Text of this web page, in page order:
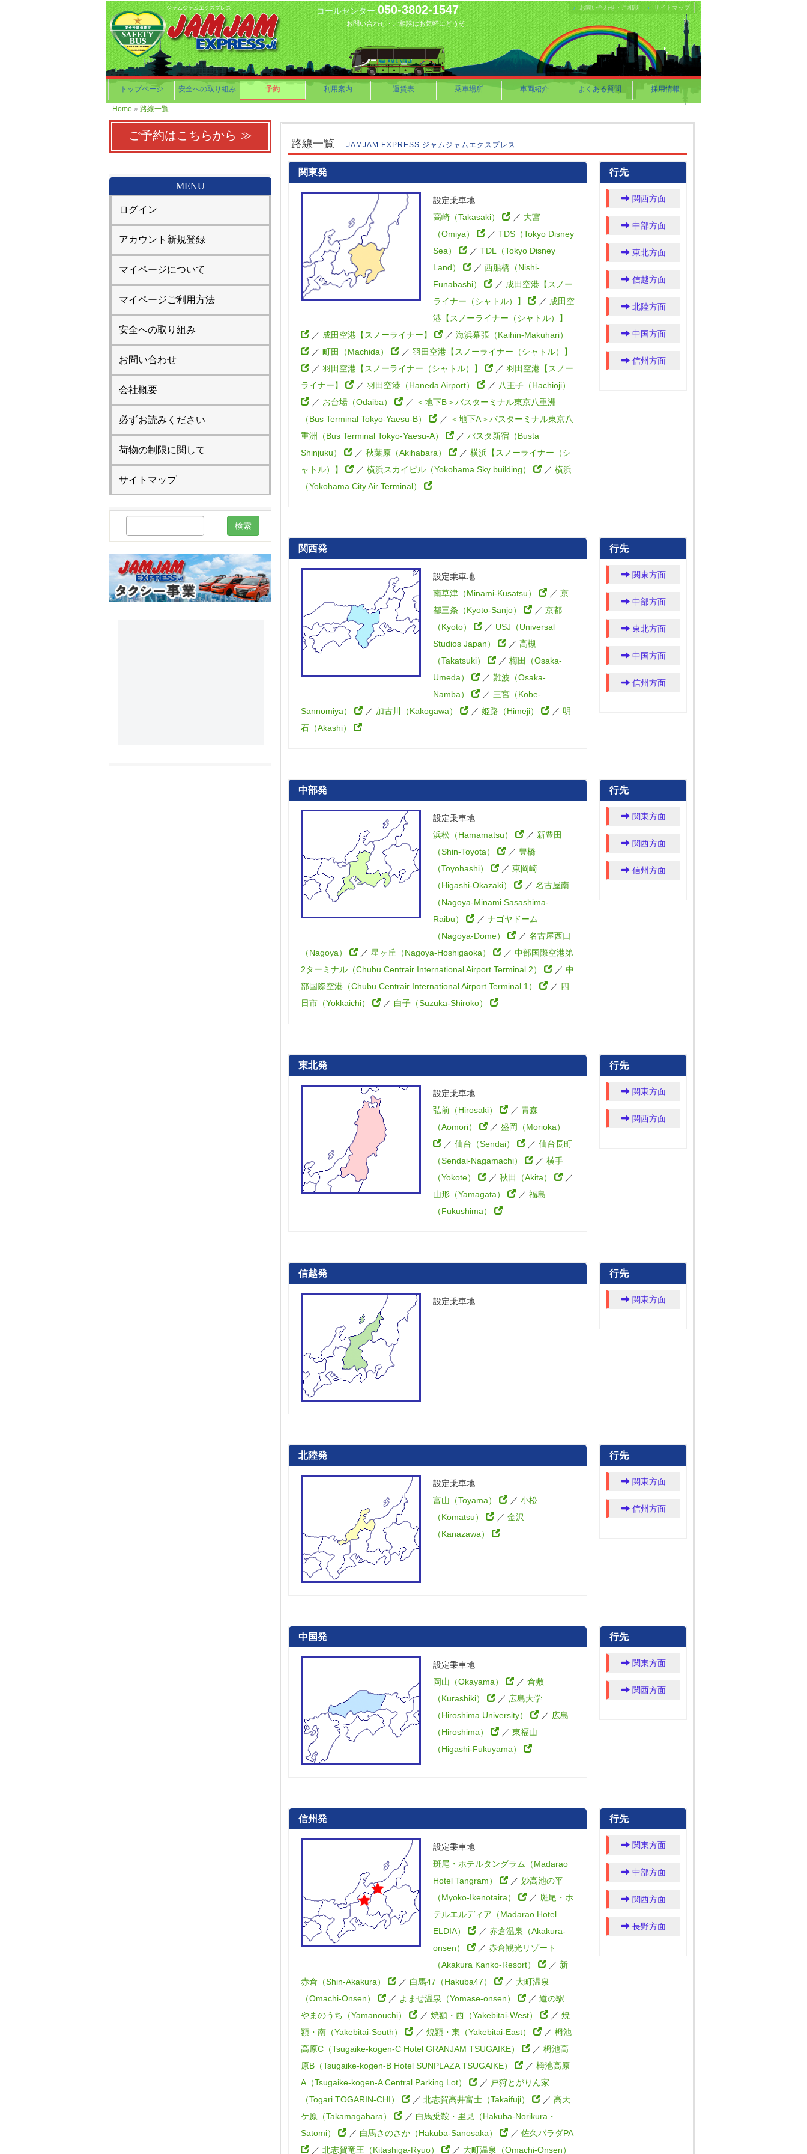
ジャムジャムエクスプレス コールセンター.050-3802-1547
お問い合わせ・ご相談はお気軽にどうぞ
お問い合わせ・ご相談 サイトマップ
トップページ 安全への取り組み 予約 利用案内 運賃表 乗車場所 車両紹介 よくある質問 採用情報
Home » 路線一覧
路線一覧 JAMJAM EXPRESS ジャムジャムエクスプレス
関東発
設定乗車地
高崎（Takasaki）
／ 大宮
（Omiya）
／ TDS（Tokyo Disney
Sea）
／ TDL（Tokyo Disney
Land）
／ 西船橋（Nishi-
Funabashi）
／ 成田空港【スノー
ライナー（シャトル）】
／ 成田空
港【スノーライナー（シャトル）】
／ 成田空港【スノーライナー】 ／ 海浜幕張（Kaihin-Makuhari）
／ 町田（Machida） ／ 羽田空港【スノーライナー（シャトル）】
／ 羽田空港【スノーライナー（シャトル）】 ／ 羽田空港【スノー
ライナー】
／ 羽田空港（Haneda Airport） ／ 八王子（Hachioji）
／ お台場（Odaiba） ／ ＜地下B＞バスターミナル東京八重洲
（Bus Terminal Tokyo-Yaesu-B）
／ ＜地下A＞バスターミナル東京八
重洲（Bus Terminal Tokyo-Yaesu-A）
／ バスタ新宿（Busta
Shinjuku）
／ 秋葉原（Akihabara） ／ 横浜【スノーライナー（シ
ャトル）】
／ 横浜スカイビル（Yokohama Sky building） ／ 横浜
（Yokohama City Air Terminal）
行先
関西方面
中部方面
東北方面
信越方面
北陸方面
中国方面
信州方面
関西発
設定乗車地
南草津（Minami-Kusatsu）
／ 京
都三条（Kyoto-Sanjo）
／ 京都
（Kyoto）
／ USJ（Universal
Studios Japan）
／ 高槻
（Takatsuki）
／ 梅田（Osaka-
Umeda）
／ 難波（Osaka-
Namba）
／ 三宮（Kobe-
Sannomiya）
／ 加古川（Kakogawa） ／ 姫路（Himeji） ／ 明
石（Akashi）
行先
関東方面
中部方面
東北方面
中国方面
信州方面
中部発
設定乗車地
浜松（Hamamatsu）
／ 新豊田
（Shin-Toyota）
／ 豊橋
（Toyohashi）
／ 東岡崎
（Higashi-Okazaki）
／ 名古屋南
（Nagoya-Minami Sasashima-
Raibu）
／ ナゴヤドーム
（Nagoya-Dome）
／ 名古屋西口
（Nagoya）
／ 星ヶ丘（Nagoya-Hoshigaoka） ／ 中部国際空港第
2ターミナル（Chubu Centrair International Airport Terminal 2）
／ 中
部国際空港（Chubu Centrair International Airport Terminal 1）
／ 四
日市（Yokkaichi）
／ 白子（Suzuka-Shiroko）
行先
関東方面
関西方面
信州方面
東北発
設定乗車地
弘前（Hirosaki）
／ 青森
（Aomori）
／ 盛岡（Morioka）
／ 仙台（Sendai） ／ 仙台長町
（Sendai-Nagamachi）
／ 横手
（Yokote）
／ 秋田（Akita）
／
山形（Yamagata）
／ 福島
（Fukushima）
行先
関東方面
関西方面
信越発
設定乗車地
行先
関東方面
北陸発
設定乗車地
富山（Toyama）
／ 小松
（Komatsu）
／ 金沢
（Kanazawa）
行先
関東方面
信州方面
中国発
設定乗車地
岡山（Okayama）
／ 倉敷
（Kurashiki）
／ 広島大学
（Hiroshima University）
／ 広島
（Hiroshima）
／ 東福山
（Higashi-Fukuyama）
行先
関東方面
関西方面
信州発
設定乗車地
斑尾・ホテルタングラム（Madarao
Hotel Tangram）
／ 妙高池の平
（Myoko-Ikenotaira）
／ 斑尾・ホ
テルエルディア（Madarao Hotel
ELDIA）
／ 赤倉温泉（Akakura-
onsen）
／ 赤倉観光リゾート
（Akakura Kanko-Resort）
／ 新
赤倉（Shin-Akakura）
／ 白馬47（Hakuba47） ／ 大町温泉
（Omachi-Onsen）
／ よませ温泉（Yomase-onsen） ／ 道の駅
やまのうち（Yamanouchi）
／ 焼額・西（Yakebitai-West） ／ 焼
額・南（Yakebitai-South）
／ 焼額・東（Yakebitai-East） ／ 栂池
高原C（Tsugaike-kogen-C Hotel GRANJAM TSUGAIKE）
／ 栂池高
原B（Tsugaike-kogen-B Hotel SUNPLAZA TSUGAIKE）
／ 栂池高原
A（Tsugaike-kogen-A Central Parking Lot）
／ 戸狩とがりん家
（Togari TOGARIN-CHI）
／ 北志賀高井富士（Takaifuji） ／ 高天
ケ原（Takamagahara）
／ 白馬乗鞍・里見（Hakuba-Norikura・
Satomi）
／ 白馬さのさか（Hakuba-Sanosaka） ／ 佐久パラダPA
／ 北志賀竜王（Kitashiga-Ryuo） ／ 大町温泉（Omachi-Onsen）
行先
関東方面
中部方面
関西方面
長野方面
ご予約はこちらから ≫
MENU
ログイン
アカウント新規登録
マイページについて
マイページご利用方法
安全への取り組み
お問い合わせ
会社概要
必ずお読みください
荷物の制限に関して
サイトマップ